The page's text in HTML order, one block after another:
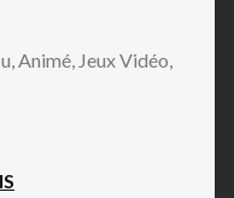
Animé, Jeux Vidéo,